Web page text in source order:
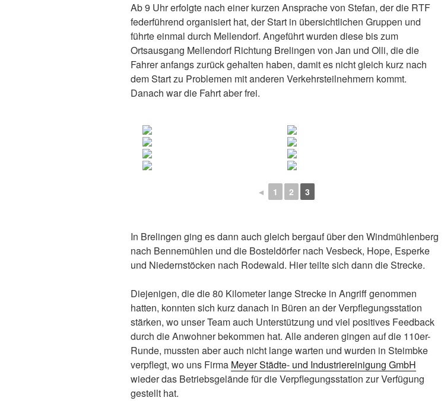
Ab 9 Uhr erfolgte nach einer kurzen Ansprache von Stefan, der die RTF
federführend organisiert hat, der Start in übersichtlichen Gruppen und
führte einmal durch Mellendorf. Angeführt wurden diese bis zum
Ortsausgang Mellendorf Richtung Brelingen von Jan und Olli, die die
Fahrer anfangs zurück gehalten haben, damit es nicht gleich kurz nach
dem Start zu Problemen mit anderen Verkehrsteilnehmern kommt.
Danach war die Fahrt aber frei.
◄ 1 2 3
In Brelingen ging es dann auch gleich bergauf über den Windmühlenberg
nach Bennemühlen und die Bosteldörfer nach Vesbeck, Hope, Esperke
und Niedernstöcken nach Rodewald. Hier teilte sich dann die Strecke.
Diejenigen, die die 80 Kilometer lange Strecke in Angriff genommen
hatten, konnten sich kurz danach in Büren an der Verpflegungsstation
stärken, wo unser Team auch Unterstützung und viel positives Feedback
durch die Anwohner bekommen hat. Alle anderen gingen auf die 110er-
Runde, mussten aber auch nicht lange warten und wurden in Steimbke
verpflegt, wo uns Firma Meyer Städte- und Industriereinigung GmbH
wieder das Betriebsgelände für die Verpflegungsstation zur Verfügung
gestellt hat.